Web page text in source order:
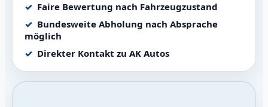
Faire Bewertung nach Fahrzeugzustand
Bundesweite Abholung nach Absprache
möglich
Direkter Kontakt zu AK Autos